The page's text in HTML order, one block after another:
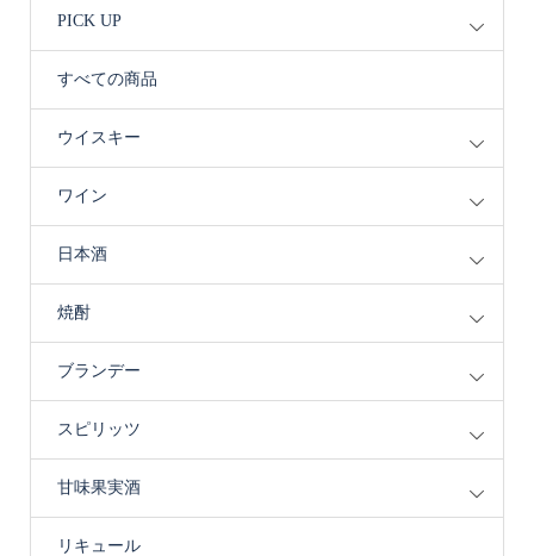
PICK UP
すべての商品
ウイスキー
ワイン
日本酒
焼酎
ブランデー
スピリッツ
甘味果実酒
リキュール